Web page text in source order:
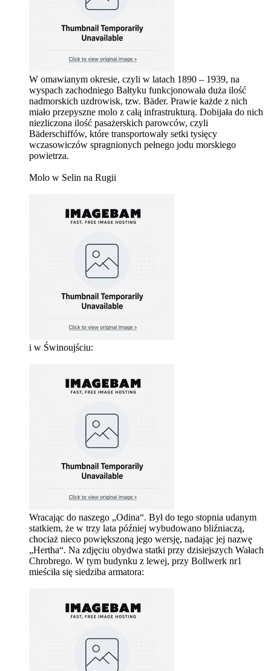
W omawianym okresie, czyli w latach 1890 – 1939, na
wyspach zachodniego Bałtyku funkcjonowała duża ilość
nadmorskich uzdrowisk, tzw. Bäder. Prawie każde z nich
miało przepyszne molo z całą infrastrukturą. Dobijała do nich
niezliczona ilość pasażerskich parowców, czyli
Bäderschiffów, które transportowały setki tysięcy
wczasowiczów spragnionych pełnego jodu morskiego
powietrza.
Molo w Selin na Rugii
i w Świnoujściu:
Wracając do naszego „Odina“. Był do tego stopnia udanym
statkiem, że w trzy lata później wybudowano bliźniaczą,
chociaż nieco powiększoną jego wersję, nadając jej nazwę
„Hertha“. Na zdjęciu obydwa statki przy dzisiejszych Wałach
Chrobrego. W tym budynku z lewej, przy Bollwerk nr1
mieściła się siedziba armatora: